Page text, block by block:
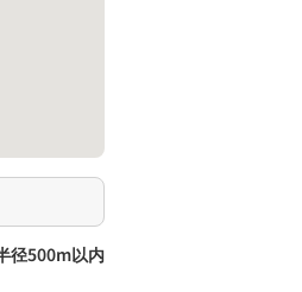
径500m以内